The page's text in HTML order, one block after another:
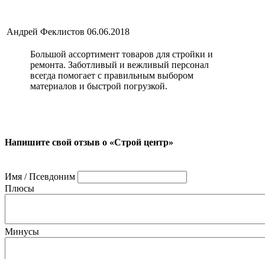
Андрей Феклистов 06.06.2018
Большой ассортимент товаров для стройки и
ремонта. Заботливый и вежливый персонал
всегда помогает с правильным выбором
материалов и быстрой погрузкой.
Напишите свой отзыв о «Строй центр»
Имя / Псевдоним
Плюсы
Минусы